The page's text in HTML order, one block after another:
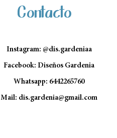
Contacto
Instagram: @dis.gardeniaa
Facebook: Diseños Gardenia
Whatsapp: 6442265760
Mail: dis.gardenia@gmail.com